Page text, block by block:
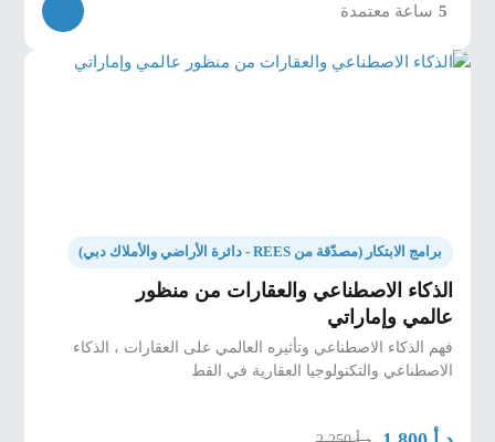
5 ساعة معتمدة
برامج الابتكار (مصدّقة من REES - دائرة الأراضي والأملاك دبي)
الذكاء الاصطناعي والعقارات من منظور
عالمي وإماراتي
فهم الذكاء الاصطناعي وتأثيره العالمي على العقارات ، الذكاء
الاصطناعي والتكنولوجيا العقارية في القط